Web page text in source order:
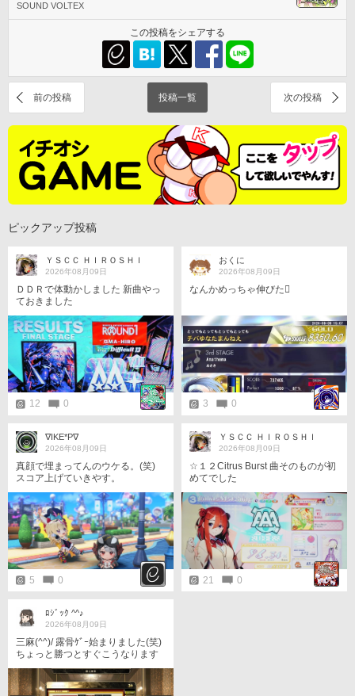
SOUND VOLTEX
この投稿をシェアする
前の投稿 投稿一覧 次の投稿
ピックアップ投稿
ＹＳＣＣ ＨＩＲＯＳＨＩ
2026年08月09日
ＤＤＲで体動かしました 新曲やっ
ておきました
12 0
おくに
2026年08月09日
なんかめっちゃ伸びた󾍐
3 0
∇IKE*P∇
2026年08月09日
真顔で埋まってんのウケる。(笑)
スコア上げていきやす。
5 0
ＹＳＣＣ ＨＩＲＯＳＨＩ
2026年08月09日
☆１２Citrus Burst 曲そのものが初
めてでした
21 0
ﾛｼﾞｯｸ ^^♪
2026年08月09日
三麻(^^)/ 露骨ｹﾞｰ始まりました(笑)
ちょっと勝つとすぐこうなります
よね 自分だけでなくみんなこうな
るんだから露骨ｹﾞｰ 半荘やってみ
るか 8/9